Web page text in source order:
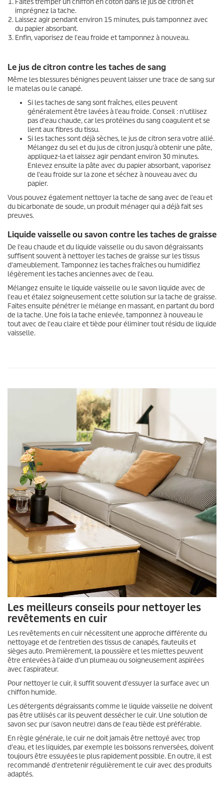
Faites tremper un chiffon en coton dans le jus de citron et
imprégnez la tache.
Laissez agir pendant environ 15 minutes, puis tamponnez avec
du papier absorbant.
Enfin, vaporisez de l'eau froide et tamponnez à nouveau.
Le jus de citron contre les taches de sang
Même les blessures bénignes peuvent laisser une trace de sang sur
le matelas ou le canapé.
Si les taches de sang sont fraîches, elles peuvent
généralement être lavées à l'eau froide. Conseil : n'utilisez
pas d'eau chaude, car les protéines du sang coagulent et se
lient aux fibres du tissu.
Si les taches sont déjà sèches, le jus de citron sera votre allié.
Mélangez du sel et du jus de citron jusqu'à obtenir une pâte,
appliquez-la et laissez agir pendant environ 30 minutes.
Enlevez ensuite la pâte avec du papier absorbant, vaporisez
de l'eau froide sur la zone et séchez à nouveau avec du
papier.
Vous pouvez également nettoyer la tache de sang avec de l'eau et
du bicarbonate de soude, un produit ménager qui a déjà fait ses
preuves.
Liquide vaisselle ou savon contre les taches de graisse
De l'eau chaude et du liquide vaisselle ou du savon dégraissants
suffisent souvent à nettoyer les taches de graisse sur les tissus
d'ameublement. Tamponnez les taches fraîches ou humidifiez
légèrement les taches anciennes avec de l'eau.
Mélangez ensuite le liquide vaisselle ou le savon liquide avec de
l'eau et étalez soigneusement cette solution sur la tache de graisse.
Faites ensuite pénétrer le mélange en massant, en partant du bord
de la tache. Une fois la tache enlevée, tamponnez à nouveau le
tout avec de l'eau claire et tiède pour éliminer tout résidu de liquide
vaisselle.
Les meilleurs conseils pour nettoyer les
revêtements en cuir
Les revêtements en cuir nécessitent une approche différente du
nettoyage et de l'entretien des tissus de canapés, fauteuils et
sièges auto. Premièrement, la poussière et les miettes peuvent
être enlevées à l'aide d'un plumeau ou soigneusement aspirées
avec l'aspirateur.
Pour nettoyer le cuir, il suffit souvent d'essuyer la surface avec un
chiffon humide.
Les détergents dégraissants comme le liquide vaisselle ne doivent
pas être utilisés car ils peuvent dessécher le cuir. Une solution de
savon sec pur (savon neutre) dans de l'eau tiède est préférable.
En règle générale, le cuir ne doit jamais être nettoyé avec trop
d'eau, et les liquides, par exemple les boissons renversées, doivent
toujours être essuyées le plus rapidement possible. En outre, il est
recommandé d'entretenir régulièrement le cuir avec des produits
adaptés.